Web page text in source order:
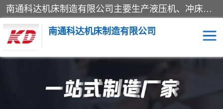
南通科达机床制造有限公司主要生产液压机、冲床、压力机等产品；本公司采用现代化企业的管理方法进行管理，立足于产品的质量管理，以优秀的品质、新颖的设计、合理的价格、完善的服务赢得广大客户的充分信赖和良好的口碑。领导层将运用科学管理方法及长期积累下来的经验和广泛领域吸取来新的技术不断调整产品结构，为市场提供精良的各类机械设备。企业将坚持与国内外各界朋友，真诚合作，共创辉煌。
南通科达机床制造有限公司
四柱液压机 液压机